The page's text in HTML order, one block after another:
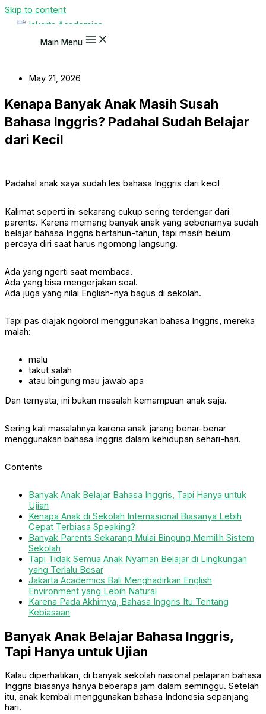
Skip to content
Main Menu
May 21, 2026
Kenapa Banyak Anak Masih Susah
Bahasa Inggris? Padahal Sudah Belajar
dari Kecil
Padahal anak saya sudah les bahasa Inggris dari kecil
Kalimat seperti ini sekarang cukup sering terdengar dari
parents. Karena memang banyak anak yang sebenarnya sudah
belajar bahasa Inggris bertahun-tahun, tapi masih belum
percaya diri saat harus ngomong langsung.
Ada yang ngerti saat membaca.
Ada yang bisa mengerjakan soal.
Ada juga yang nilai English-nya bagus di sekolah.
Tapi pas diajak ngobrol menggunakan bahasa Inggris, mereka
malah:
malu
takut salah
atau bingung mau jawab apa
Dan ternyata, ini bukan masalah kemampuan anak saja.
Sering kali masalahnya karena anak jarang benar-benar
menggunakan bahasa Inggris dalam kehidupan sehari-hari.
Contents
Banyak Anak Belajar Bahasa Inggris, Tapi Hanya untuk
Ujian
Kenapa Anak di Sekolah Internasional Biasanya Lebih
Cepat Terbiasa Speaking?
Banyak Parents Sekarang Mulai Bingung Memilih Sistem
Sekolah
Tapi Tidak Semua Anak Nyaman Belajar di Lingkungan
yang Terlalu Besar
Jakarta Academics Bali Menghadirkan English
Environment yang Lebih Natural
Karena Pada Akhirnya, Bahasa Inggris Itu Tentang
Kebiasaan
Banyak Anak Belajar Bahasa Inggris,
Tapi Hanya untuk Ujian
Kalau diperhatikan, di banyak sekolah nasional pelajaran bahasa
Inggris biasanya hanya beberapa jam dalam seminggu. Setelah
itu, anak kembali menggunakan bahasa Indonesia sepanjang
hari.